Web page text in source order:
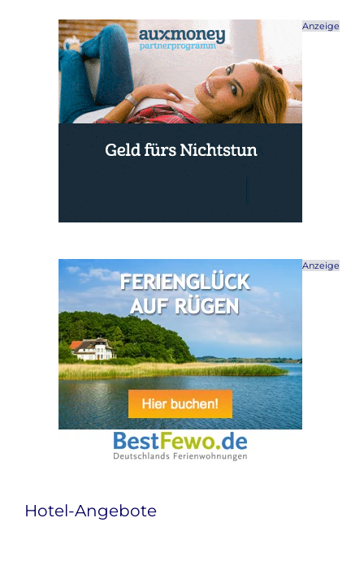
Anzeige
Anzeige
Hotel-Angebote